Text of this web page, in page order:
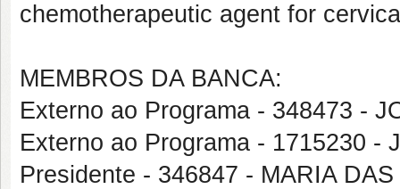
chemotherapeutic agent for
MEMBROS DA BANCA:
Externo ao Programa - 348473 -
Externo ao Programa - 1715230 -
Presidente - 346847 - MARIA